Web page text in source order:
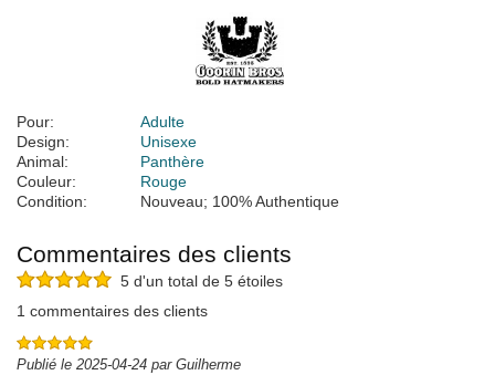
Pour:
Adulte
Design:
Unisexe
Animal:
Panthère
Couleur:
Rouge
Condition:
Nouveau; 100% Authentique
Commentaires des clients
5 d'un total de 5 étoiles
1 commentaires des clients
Publié le 2025-04-24 par Guilherme